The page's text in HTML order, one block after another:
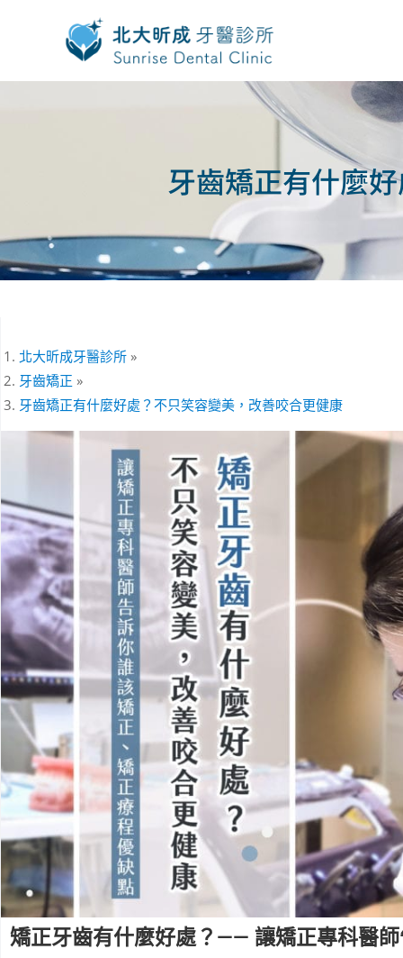
牙齒矯正有什麼
北大昕成牙醫診所 »
牙齒矯正 »
牙齒矯正有什麼好處？不只笑容變美，改善咬合更健康
矯正牙齒有什麼好處？—— 讓矯正專科醫